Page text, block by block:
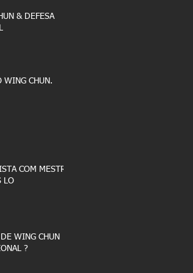
& DEFESA
WING CHUN.
COM MESTRE
LO
DE WING CHUN
TRADICIONAL ?